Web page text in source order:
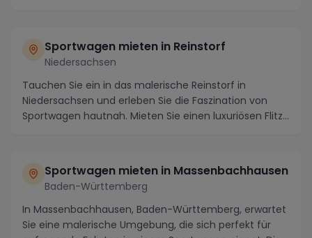
Sportwagen mieten in Reinstorf
Niedersachsen
Tauchen Sie ein in das malerische Reinstorf in
Niedersachsen und erleben Sie die Faszination von
Sportwagen hautnah. Mieten Sie einen luxuriösen Flitz...
Sportwagen mieten in Massenbachhausen
Baden-Württemberg
In Massenbachhausen, Baden-Württemberg, erwartet
Sie eine malerische Umgebung, die sich perfekt für